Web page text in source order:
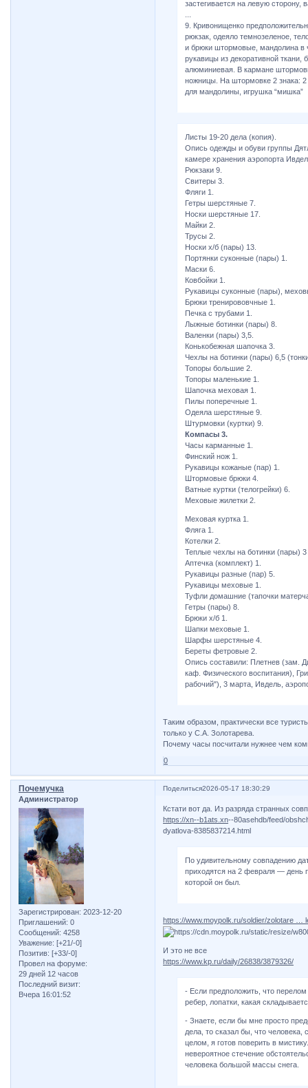
застегивается на левую сторону,
9. Кривонищенко
рюкзак, одеяло темнозеленое,
и брюки штормовые, мандолина в
рукавицы из декоративной
алюминиевая. В кармане
ножницы. На штормовке 2 знака: 2
для мандолины, игрушка “мишка”
Листы 19-20 дела (копия).
Опись одежды и обуви группы
камере хранения аэропорта
Рюкзаки 9.
Свитеры 3.
Фляги 1.
Гетры шерстяные 7.
Носки шерстяные 17.
Майки 2.
Трусы 2.
Носки х/б (пары) 13.
Портянки суконные (пары) 1.
Маски 6.
Ковбойки 1.
Рукавицы суконные (пары),
Брюки тренирововчные 1.
Печка с трубами 1.
Лыжные ботинки (пары) 8.
Валенки (пары) 3,5.
Конькобежная шапочка 3.
Чехлы на ботинки (пары) 6,5
Топоры большие 2.
Топоры маленькие 1.
Шапочка меховая 1.
Пилы поперечные 1.
Одеяла шерстяные 9.
Штурмовки (куртки) 9.
Компасы 3.
Часы карманные 1.
Финский нож 1.
Рукавицы кожаные (пар) 1.
Штормовые брюки 4.
Ватные куртки (телогрейки) 6.
Меховые жилетки 2.
Меховая куртка 1.
Фляга 1.
Котелки 2.
Теплые чехлы на ботинки (пары)
Аптечка (комплект) 1.
Рукавицы разные (пар) 5.
Рукавицы меховые 1.
Туфли домашние (тапочки
Гетры (пары) 8.
Брюки х/б 1.
Шапки меховые 1.
Шарфы шерстяные 4.
Береты фетровые 2.
Опись составили: Плетнев (зам.
каф. Физического воспитания),
рабочий"), 3 марта, Ивдель,
Таким образом, практически все
только у С.А. Золотарева.
Почему часы посчитали нужнее чем
0
Поделиться2026-05-17 18:30:29
Почемучка
Администратор
Зарегистрирован: 2023-12-20
Приглашений: 0
Сообщений: 4258
Уважение: [+21/-0]
Позитив: [+33/-0]
Провел на форуме:
29 дней 12 часов
Последний визит:
Вчера 16:01:52
Кстати вот да. Из разряда странных
https://xn--b1ats.xn--80asehdb/feed/
dyatlova-8385837214.html
По удивительному совпадению
приходятся на 2 февраля — день
которой он был.
https://www.moypolk.ru/soldier/zolotare …
И это не все
https://www.kp.ru/daily/26838/3879326/
- Если предположить, что
ребер, лопатки, какая
- Знаете, если бы мне просто
дела, то сказал бы, что
целом, я готов поверить в
невероятное стечение
человека большой массы снега.